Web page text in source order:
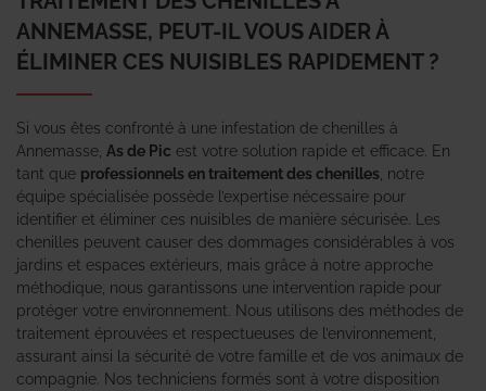
ANNEMASSE, PEUT-IL VOUS AIDER À
ÉLIMINER CES NUISIBLES RAPIDEMENT ?
Si vous êtes confronté à une infestation de chenilles à
Annemasse, As de Pic est votre solution rapide et efficace. En
tant que professionnels en traitement des chenilles , notre
équipe spécialisée possède l’expertise nécessaire pour
identifier et éliminer ces nuisibles de manière sécurisée. Les
chenilles peuvent causer des dommages considérables à vos
jardins et espaces extérieurs, mais grâce à notre approche
méthodique, nous garantissons une intervention rapide pour
protéger votre environnement. Nous utilisons des méthodes de
traitement éprouvées et respectueuses de l’environnement,
assurant ainsi la sécurité de votre famille et de vos animaux de
compagnie. Nos techniciens formés sont à votre disposition